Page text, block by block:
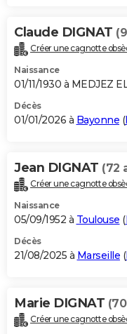
Carte de Noël
Carte Bonne année
Carte Saint-Valentin
Carte Pâques
Carte d'anniversaire
DICTIONNAIRE
Dictionnaire
Biographies
Citations
Expressions
Proverbes
PROGRAMME TV
S'inscrire
Se connecter
Lycées
Collèges
Primaires
Universités
Entreprises
Service militaire
Avis de recherche
AVIS DE DÉCÈS
Bricolage
Lifestyle
Culture
Sport
Auto
Television
Voyage
Cinema
Claude DIGNAT
Créer une cagnotte
Naissance
01/11/1930 à MEDJEZ
Décès
01/01/2026 à Bayonne (
Jean DIGNAT (72
Créer une cagnotte
Naissance
05/09/1952 à Toulouse (
Décès
21/08/2025 à Marseille (
Marie DIGNAT
Créer une cagnotte